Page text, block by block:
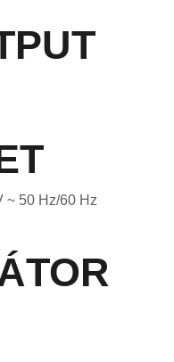
~ 50 Hz/60 Hz